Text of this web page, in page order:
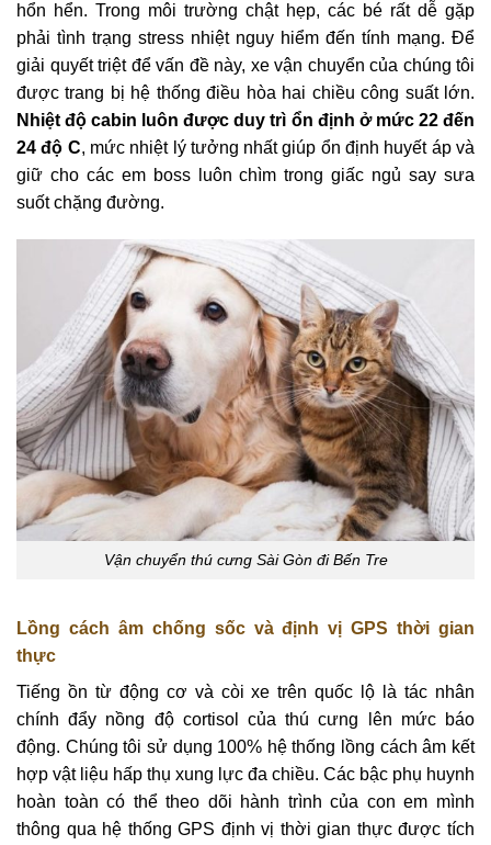
hổn hển. Trong môi trường chật hẹp, các bé rất dễ gặp
phải tình trạng stress nhiệt nguy hiểm đến tính mạng. Để
giải quyết triệt để vấn đề này, xe vận chuyển của chúng tôi
được trang bị hệ thống điều hòa hai chiều công suất lớn.
Nhiệt độ cabin luôn được duy trì ổn định ở mức 22 đến
24 độ C, mức nhiệt lý tưởng nhất giúp ổn định huyết áp và
giữ cho các em boss luôn chìm trong giấc ngủ say sưa
suốt chặng đường.
Vận chuyển thú cưng Sài Gòn đi Bến Tre
Lồng cách âm chống sốc và định vị GPS thời gian
thực
Tiếng ồn từ động cơ và còi xe trên quốc lộ là tác nhân
chính đẩy nồng độ cortisol của thú cưng lên mức báo
động. Chúng tôi sử dụng 100% hệ thống lồng cách âm kết
hợp vật liệu hấp thụ xung lực đa chiều. Các bậc phụ huynh
hoàn toàn có thể theo dõi hành trình của con em mình
thông qua hệ thống GPS định vị thời gian thực được tích